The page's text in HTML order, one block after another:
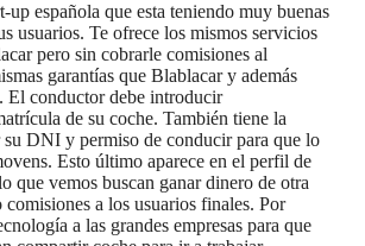
up española que esta teniendo muy buenas
usuarios. Te ofrece los mismos servicios
pero sin cobrarle comisiones al
garantías que Blablacar y además
El conductor debe introducir
de su coche. También tiene la
DNI y permiso de conducir para que lo
Esto último aparece en el perfil de
que vemos buscan ganar dinero de otra
comisiones a los usuarios finales. Por
a las grandes empresas para que